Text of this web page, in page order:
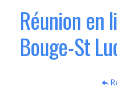
Réunion en
Bouge-St